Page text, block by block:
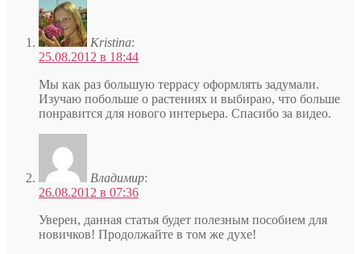
Kristina:
25.08.2012 в 18:44
Мы как раз большую террасу оформлять задумали.
Изучаю побольше о растениях и выбираю, что больше
понравится для нового интерьера. Спасибо за видео.
Владимир:
26.08.2012 в 07:36
Уверен, данная статья будет полезным пособием для
новичков! Продолжайте в том же духе!